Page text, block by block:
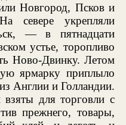
Новгород, Псков и
севере укрепляли
— в пятнадцати
устье, торопливо
Ново-Двинку. Летом
ярмарку приплыло
Англии и Голландии.
для торговли с
прежнего, товары,